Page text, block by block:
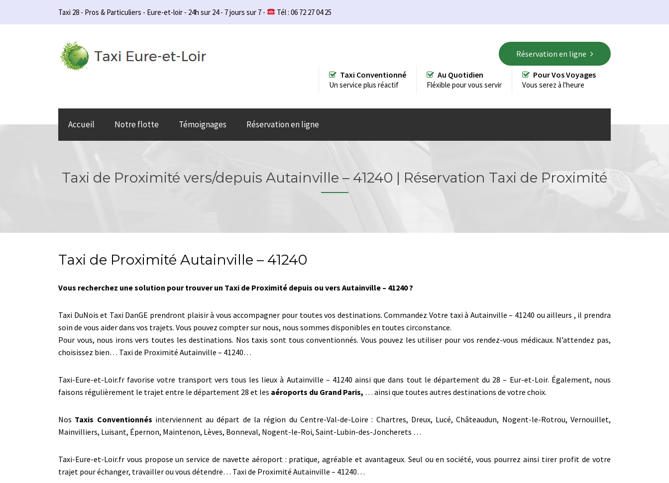
Taxi 28 - Pros & Particuliers - Eure-et-loir - 24h sur 24 - 7 jours sur 7 - Tél : 06 72 27 04 25
Réservation en ligne
Taxi Conventionné
Un service plus réactif
Au Quotidien
Fléxible pour vous servir
Pour Vos Voyages
Vous serez à l'heure
Accueil Notre flotte Témoignages Réservation en ligne
Taxi de Proximité vers/depuis Autainville – 41240 | Réservation Taxi de Proximité
Taxi de Proximité Autainville – 41240
Vous recherchez une solution pour trouver un Taxi de Proximité depuis ou vers Autainville – 41240 ?
Taxi DuNois et Taxi DanGE prendront plaisir à vous accompagner pour toutes vos destinations. Commandez Votre taxi à Autainville – 41240 ou ailleurs , il prendra
soin de vous aider dans vos trajets. Vous pouvez compter sur nous, nous sommes disponibles en toutes circonstance.
Pour vous, nous irons vers toutes les destinations. Nos taxis sont tous conventionnés. Vous pouvez les utiliser pour vos rendez-vous médicaux. N’attendez pas,
choisissez bien… Taxi de Proximité Autainville – 41240…
Taxi-Eure-et-Loir.fr favorise votre transport vers tous les lieux à Autainville – 41240 ainsi que dans tout le département du 28 – Eur-et-Loir. Également, nous
faisons régulièrement le trajet entre le département 28 et les aéroports du Grand Paris, … ainsi que toutes autres destinations de votre choix.
Nos Taxis Conventionnés interviennent au départ de la région du Centre-Val-de-Loire : Chartres, Dreux, Lucé, Châteaudun, Nogent-le-Rotrou, Vernouillet,
Mainvilliers, Luisant, Épernon, Maintenon, Lèves, Bonneval, Nogent-le-Roi, Saint-Lubin-des-Joncherets …
Taxi-Eure-et-Loir.fr vous propose un service de navette aéroport : pratique, agréable et avantageux. Seul ou en société, vous pourrez ainsi tirer profit de votre
trajet pour échanger, travailler ou vous détendre… Taxi de Proximité Autainville – 41240…